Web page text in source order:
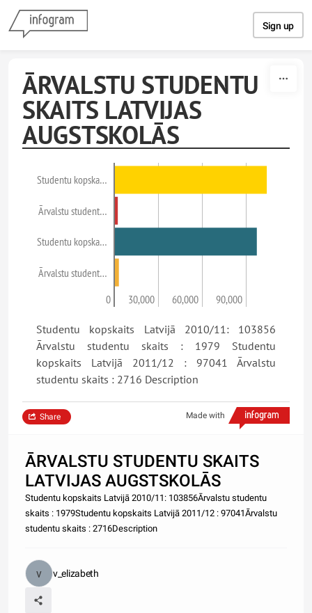
Sign up
ĀRVALSTU STUDENTU
SKAITS LATVIJAS
AUGSTSKOLĀS
Studentu kopska…
Ārvalstu student…
Studentu kopska…
Ārvalstu student…
0 30,000 60,000 90,000
Studentu kopskaits Latvijā 2010/11: 103856
Ārvalstu studentu skaits : 1979 Studentu
kopskaits Latvijā 2011/12 : 97041 Ārvalstu
studentu skaits : 2716 Description
Made with
Share
ĀRVALSTU STUDENTU SKAITS
LATVIJAS AUGSTSKOLĀS
Studentu kopskaits Latvijā 2010/11: 103856Ārvalstu studentu
skaits : 1979Studentu kopskaits Latvijā 2011/12 : 97041Ārvalstu
studentu skaits : 2716Description
v_elizabeth